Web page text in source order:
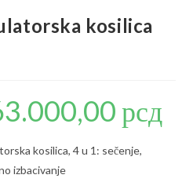
kosilica
рсд.
рсдje:
kosilica, 4 u 1: sečenje,
izbacivanje